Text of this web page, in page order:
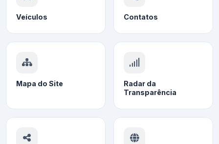
Veículos Contatos
Mapa do Site
Radar da
Transparência